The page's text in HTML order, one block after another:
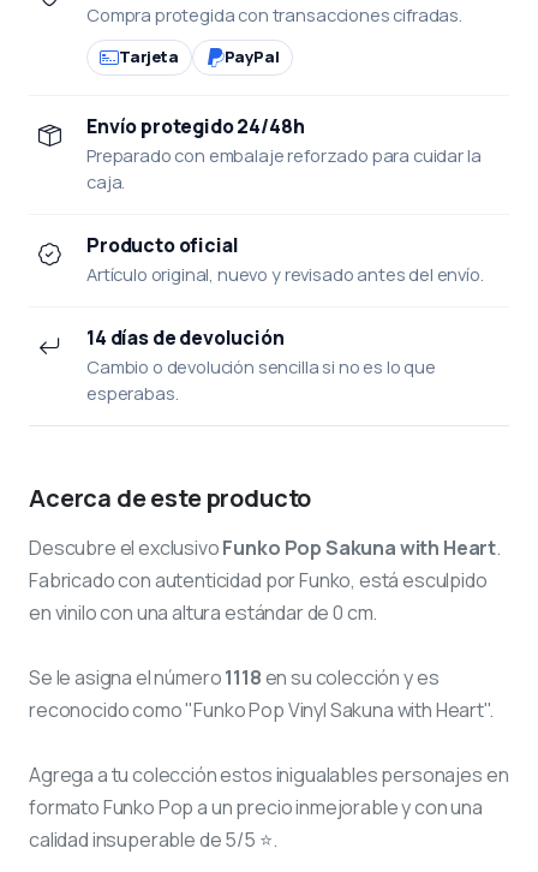
Compra protegida con transacciones cifradas.
Tarjeta PayPal
Envío protegido 24/48h
Preparado con embalaje reforzado para cuidar la
caja.
Producto oficial
Artículo original, nuevo y revisado antes del envío.
14 días de devolución
Cambio o devolución sencilla si no es lo que
esperabas.
Acerca de este producto
Descubre el exclusivoFunko Pop Sakuna with Heart.
Fabricado con autenticidad por Funko, está esculpido
en vinilo con una altura estándar de 0 cm.
Se le asigna el número1118en su colección y es
reconocido como "Funko Pop Vinyl Sakuna with Heart".
Agrega a tu colección estos inigualables personajes en
formato Funko Pop a un precio inmejorable y con una
calidad insuperable de 5/5 ⭐.